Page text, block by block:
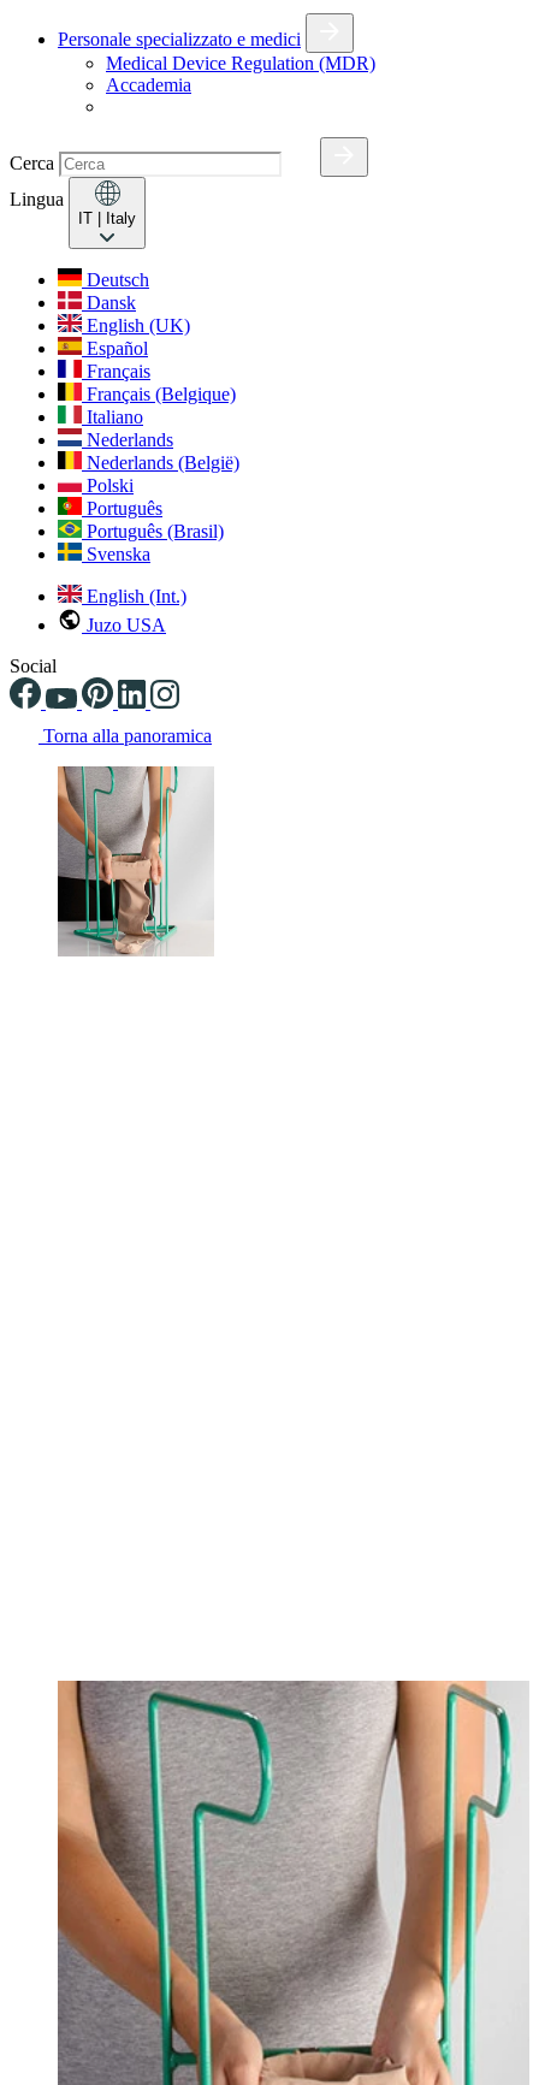
Personale specializzato e medici
Medical Device Regulation (MDR)
Accademia
Cerca
Lingua
IT | Italy
Deutsch
Dansk
English (UK)
Español
Français
Français (Belgique)
Italiano
Nederlands
Nederlands (België)
Polski
Português
Português (Brasil)
Svenska
English (Int.)
Juzo USA
Social
Torna alla panoramica